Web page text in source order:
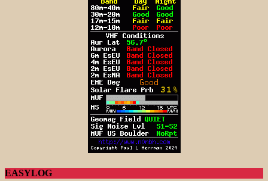
EASYLOG